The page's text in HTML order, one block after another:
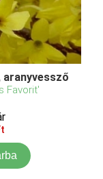
aranyvessző
Favorit'